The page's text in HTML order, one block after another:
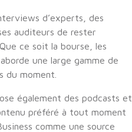
d’experts, des
auditeurs de rester
ce soit la bourse, les
une large gamme de
du moment.
également des podcasts et
préféré à tout moment
comme une source